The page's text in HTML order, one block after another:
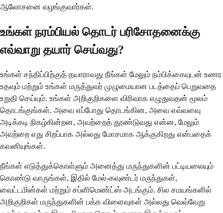
ஆலோசனை வழங்குவார்கள்.
உங்கள் நரம்பியல் தொடர் பரிசோதனைக்கு
எவ்வாறு தயார் செய்வது?
உங்கள் சந்திப்பிற்குத் தயாராவது நீங்கள் மேலும் நம்பிக்கையுடன் உணர
உதவும் மற்றும் உங்கள் மருத்துவர் முழுமையான படத்தைப் பெறுவதை
உறுதி செய்யும். உங்கள் அறிகுறிகளை விரிவாக எழுதுவதன் மூலம்
தொடங்குங்கள். அவை எப்போது தொடங்கின, அவை எவ்வளவு
அடிக்கடி நிகழ்கின்றன, அவற்றைத் தூண்டுவது என்ன, மேலும்
அவற்றை எது சிறப்பாக அல்லது மோசமாக ஆக்குகிறது என்பதைக்
கவனியுங்கள்.
நீங்கள் எடுத்துக்கொள்ளும் அனைத்து மருந்துகளின் பட்டியலையும்
கொண்டு வாருங்கள், இதில் மேல்-கவுண்டர் மருந்துகள்,
வைட்டமின்கள் மற்றும் சப்ளிமெண்ட்ஸ் அடங்கும். சில சமயங்களில்
அறிகுறிகள் மருந்துகளின் பக்க விளைவுகள் அல்லது வெவ்வேறு